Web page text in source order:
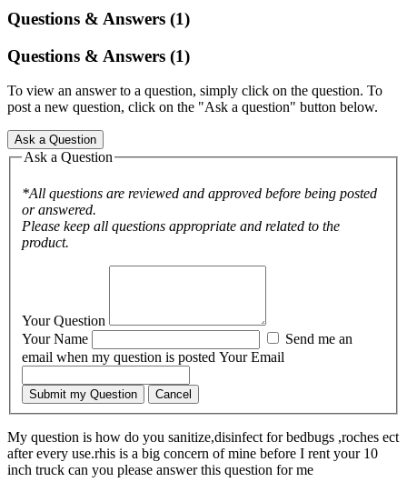
Questions & Answers (1)
Questions & Answers (1)
To view an answer to a question, simply click on the question. To
post a new question, click on the "Ask a question" button below.
Ask a Question
Ask a Question
*All questions are reviewed and approved before being posted
or answered.
Please keep all questions appropriate and related to the
product.
Your Question
Your Name
email when my question is posted Your Email
Submit my Question Cancel
My question is how do you sanitize,disinfect for bedbugs ,roches ect
after every use.rhis is a big concern of mine before I rent your 10
inch truck can you please answer this question for me